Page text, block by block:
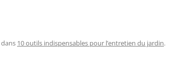
dans 10 outils indispensables pour l’entretien du jardin.